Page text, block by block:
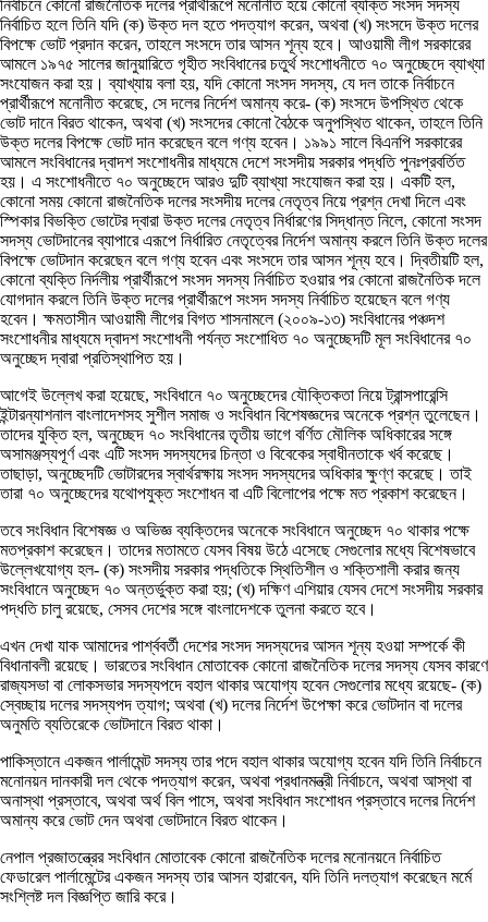
নির্বাচনে কোনো রাজনৈতিক দলের প্রার্থীরূপে মনোনীত হয়ে কোনো ব্যক্তি সংসদ সদস্য
নির্বাচিত হলে তিনি যদি (ক) উক্ত দল হতে পদত্যাগ করেন, অথবা (খ) সংসদে উক্ত দলের
বিপক্ষে ভোট প্রদান করেন, তাহলে সংসদে তার আসন শূন্য হবে। আওয়ামী লীগ সরকারের
আমলে ১৯৭৫ সালের জানুয়ারিতে গৃহীত সংবিধানের চতুর্থ সংশোধনীতে ৭০ অনুচ্ছেদে ব্যাখ্যা
সংযোজন করা হয়। ব্যাখ্যায় বলা হয়, যদি কোনো সংসদ সদস্য, যে দল তাকে নির্বাচনে
প্রার্থীরূপে মনোনীত করেছে, সে দলের নির্দেশ অমান্য করে- (ক) সংসদে উপস্থিত থেকে
ভোট দানে বিরত থাকেন, অথবা (খ) সংসদের কোনো বৈঠকে অনুপস্থিত থাকেন, তাহলে তিনি
উক্ত দলের বিপক্ষে ভোট দান করেছেন বলে গণ্য হবেন। ১৯৯১ সালে বিএনপি সরকারের
আমলে সংবিধানের দ্বাদশ সংশোধনীর মাধ্যমে দেশে সংসদীয় সরকার পদ্ধতি পুনঃপ্রবর্তিত
হয়। এ সংশোধনীতে ৭০ অনুচ্ছেদে আরও দুটি ব্যাখ্যা সংযোজন করা হয়। একটি হল,
কোনো সময় কোনো রাজনৈতিক দলের সংসদীয় দলের নেতৃত্ব নিয়ে প্রশ্ন দেখা দিলে এবং
স্পিকার বিভক্তি ভোটের দ্বারা উক্ত দলের নেতৃত্ব নির্ধারণের সিদ্ধান্ত নিলে, কোনো সংসদ
সদস্য ভোটদানের ব্যাপারে এরূপে নির্ধারিত নেতৃত্বের নির্দেশ অমান্য করলে তিনি উক্ত দলের
বিপক্ষে ভোটদান করেছেন বলে গণ্য হবেন এবং সংসদে তার আসন শূন্য হবে। দ্বিতীয়টি হল,
কোনো ব্যক্তি নির্দলীয় প্রার্থীরূপে সংসদ সদস্য নির্বাচিত হওয়ার পর কোনো রাজনৈতিক দলে
যোগদান করলে তিনি উক্ত দলের প্রার্থীরূপে সংসদ সদস্য নির্বাচিত হয়েছেন বলে গণ্য
হবেন। ক্ষমতাসীন আওয়ামী লীগের বিগত শাসনামলে (২০০৯-১৩) সংবিধানের পঞ্চদশ
সংশোধনীর মাধ্যমে দ্বাদশ সংশোধনী পর্যন্ত সংশোধিত ৭০ অনুচ্ছেদটি মূল সংবিধানের ৭০
অনুচ্ছেদ দ্বারা প্রতিস্থাপিত হয়।
আগেই উল্লেখ করা হয়েছে, সংবিধানে ৭০ অনুচ্ছেদের যৌক্তিকতা নিয়ে ট্রান্সপারেন্সি
ইন্টারন্যাশনাল বাংলাদেশসহ সুশীল সমাজ ও সংবিধান বিশেষজ্ঞদের অনেকে প্রশ্ন তুলেছেন।
তাদের যুক্তি হল, অনুচ্ছেদ ৭০ সংবিধানের তৃতীয় ভাগে বর্ণিত মৌলিক অধিকারের সঙ্গে
অসামঞ্জস্যপূর্ণ এবং এটি সংসদ সদস্যদের চিন্তা ও বিবেকের স্বাধীনতাকে খর্ব করেছে।
তাছাড়া, অনুচ্ছেদটি ভোটারদের স্বার্থরক্ষায় সংসদ সদস্যদের অধিকার ক্ষুণ্ণ করেছে। তাই
তারা ৭০ অনুচ্ছেদের যথোপযুক্ত সংশোধন বা এটি বিলোপের পক্ষে মত প্রকাশ করেছেন।
তবে সংবিধান বিশেষজ্ঞ ও অভিজ্ঞ ব্যক্তিদের অনেকে সংবিধানে অনুচ্ছেদ ৭০ থাকার পক্ষে
মতপ্রকাশ করেছেন। তাদের মতামতে যেসব বিষয় উঠে এসেছে সেগুলোর মধ্যে বিশেষভাবে
উল্লেখযোগ্য হল- (ক) সংসদীয় সরকার পদ্ধতিকে স্থিতিশীল ও শক্তিশালী করার জন্য
সংবিধানে অনুচ্ছেদ ৭০ অন্তর্ভুক্ত করা হয়; (খ) দক্ষিণ এশিয়ার যেসব দেশে সংসদীয় সরকার
পদ্ধতি চালু রয়েছে, সেসব দেশের সঙ্গে বাংলাদেশকে তুলনা করতে হবে।
এখন দেখা যাক আমাদের পার্শ্ববর্তী দেশের সংসদ সদস্যদের আসন শূন্য হওয়া সম্পর্কে কী
বিধানাবলী রয়েছে। ভারতের সংবিধান মোতাবেক কোনো রাজনৈতিক দলের সদস্য যেসব কারণে
রাজ্যসভা বা লোকসভার সদস্যপদে বহাল থাকার অযোগ্য হবেন সেগুলোর মধ্যে রয়েছে- (ক)
স্বেচ্ছায় দলের সদস্যপদ ত্যাগ; অথবা (খ) দলের নির্দেশ উপেক্ষা করে ভোটদান বা দলের
অনুমতি ব্যতিরেকে ভোটদানে বিরত থাকা।
পাকিস্তানে একজন পার্লামেন্ট সদস্য তার পদে বহাল থাকার অযোগ্য হবেন যদি তিনি নির্বাচনে
মনোনয়ন দানকারী দল থেকে পদত্যাগ করেন, অথবা প্রধানমন্ত্রী নির্বাচনে, অথবা আস্থা বা
অনাস্থা প্রস্তাবে, অথবা অর্থ বিল পাসে, অথবা সংবিধান সংশোধন প্রস্তাবে দলের নির্দেশ
অমান্য করে ভোট দেন অথবা ভোটদানে বিরত থাকেন।
নেপাল প্রজাতন্ত্রের সংবিধান মোতাবেক কোনো রাজনৈতিক দলের মনোনয়নে নির্বাচিত
ফেডারেল পার্লামেন্টের একজন সদস্য তার আসন হারাবেন, যদি তিনি দলত্যাগ করেছেন মর্মে
সংশ্লিষ্ট দল বিজ্ঞপ্তি জারি করে।